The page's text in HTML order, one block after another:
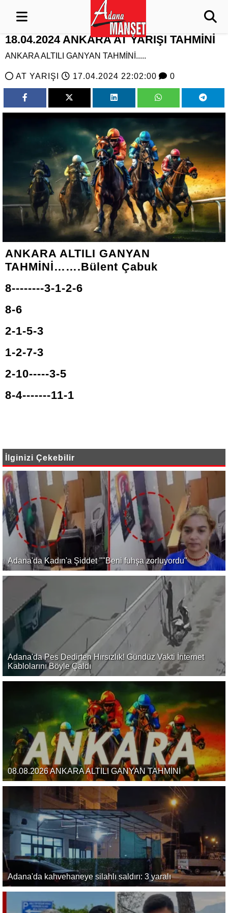
18.04.2024 ANKARA AT YARIŞI TAHMİNİ
ANKARA ALTILI GANYAN TAHMİNİ.....
AT YARIŞI 17.04.2024 22:02:00 0
ANKARA ALTILI GANYAN
TAHMİNİ…….Bülent Çabuk
8--------3-1-2-6
8-6
2-1-5-3
1-2-7-3
2-10-----3-5
8-4-------11-1
İlginizi Çekebilir
Adana'da Kadın'a Şiddet ""Beni fuhşa zorluyordu"
Adana'da Pes Dedirten Hırsızlık! Gündüz Vakti İnternet
Kablolarını Böyle Çaldı
08.08.2026 ANKARA ALTILI GANYAN TAHMİNİ
Adana'da kahvehaneye silahlı saldırı: 3 yaralı